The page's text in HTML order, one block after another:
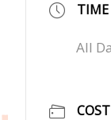
TIME
All
COST